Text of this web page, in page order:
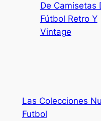
De Camisetas
Fútbol Retro Y
Vintage
Las Colecciones
Futbol